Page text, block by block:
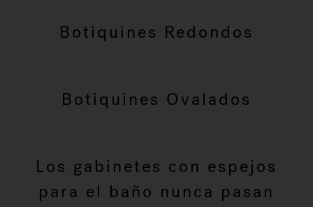
Botiquines Redondos
Botiquines Ovalados
Los gabinetes con espejos
para el baño nunca pasan